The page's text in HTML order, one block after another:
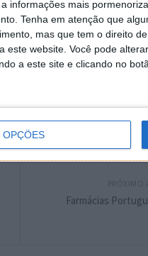
informações mais
Tenha em atenção que
mas que tem o direito
este website. Você pode
a este site e clicando no
OPÇÕES
tem mais de um ano
no Google Notícias
Farmácias